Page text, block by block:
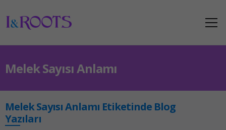
Melek Sayısı Anlamı
Melek Sayısı Anlamı Etiketinde Blog
Yazıları